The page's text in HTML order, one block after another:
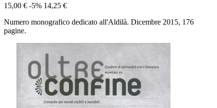
15,00 € -5% 14,25 €
Numero monografico dedicato all'Aldilà. Dicembre 2015, 176
pagine.